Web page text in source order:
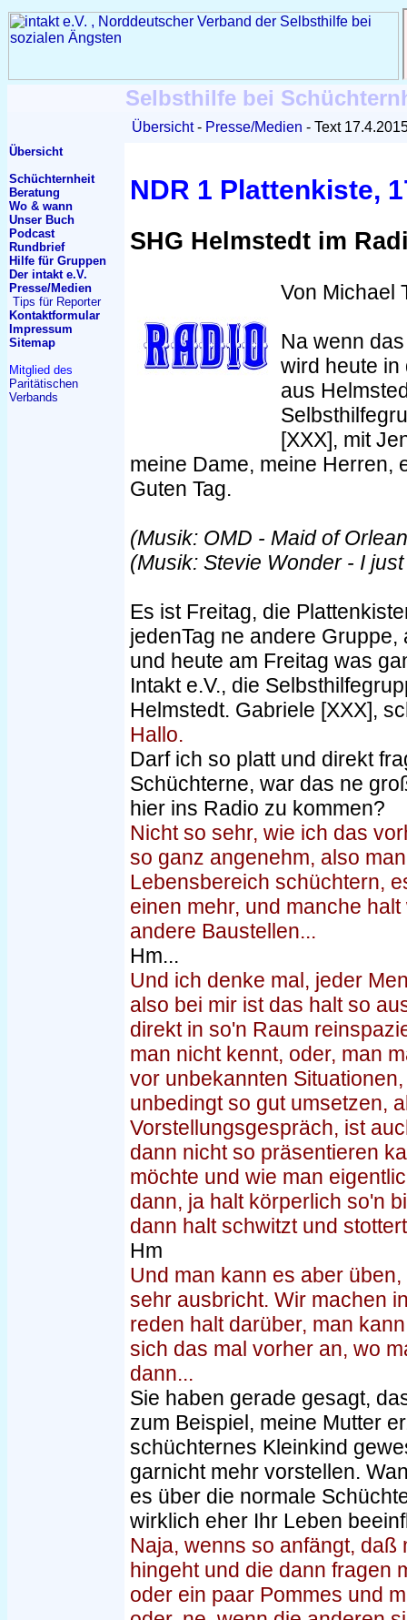
Selbsthilfe bei
Übersicht Presse/Medien Text
Übersicht
Schüchternheit
Beratung
Wo & wann
Unser Buch
Podcast
Rundbrief
Hilfe für Gruppen
Der intakt e.V.
Presse/Medien
Tips für Reporter
Kontaktformular
Impressum
Sitemap
Mitglied des
Paritätischen
Verbands
NDR 1 Plattenkiste,
SHG Helmstedt im
Von Michael
Na wenn
wird heute in
aus
[XXX], mit
meine Dame, meine Herren,
Guten Tag.
(Musik: OMD - Maid of
(Musik: Stevie Wonder - I
Es ist Freitag, die
jedenTag ne andere
und heute am Freitag was
Intakt e.V., die
Helmstedt. Gabriele [XXX],
Hallo.
Darf ich so platt und direkt
Schüchterne, war das ne
hier ins Radio zu kommen?
Nicht so sehr, wie ich das
so ganz angenehm, also
Lebensbereich schüchtern,
einen mehr, und manche
andere Baustellen...
Hm...
Und ich denke mal, jeder
also bei mir ist das halt so
direkt in so'n Raum
man nicht kennt, oder, man
vor unbekannten
unbedingt so gut umsetzen,
Vorstellungsgespräch, ist
dann nicht so präsentieren
möchte und wie man
dann, ja halt körperlich so'n
dann halt schwitzt und
Hm
Und man kann es aber
sehr ausbricht. Wir machen
reden halt darüber, man
sich das mal vorher an, wo
dann...
Sie haben gerade gesagt,
zum Beispiel, meine Mutter
schüchternes Kleinkind
garnicht mehr vorstellen.
es über die normale
wirklich eher Ihr Leben
Naja, wenns so anfängt,
hingeht und die dann fragen
oder ein paar Pommes und